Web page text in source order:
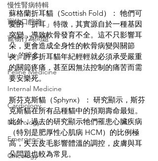
慢性腎病特輯
寵物口腔篇
寵物行為問題
Lan的碎念
Feline Medicine
Internal Medicine
Cardiology
Neurology
Emergency
Oncology
蘇格蘭折耳貓（Scottish Fold）： 牠們可
愛的「折耳」特徵，其實源自於一種基因
突變，導致軟骨發育不全。這不只影響耳
朵，更會造成全身性的軟骨病變與關節
炎。許多折耳貓年紀輕輕就必須承受嚴重
的關節疼痛，甚至因無法控制的痛苦而需
要安樂死。
斯芬克斯貓（Sphynx）： 研究顯示，斯芬
克斯貓在所有品種貓中的預期壽命最短。
此外，過去的研究顯示牠們罹患心臟疾病
（特別是肥厚性心肌病 HCM）的比例極
高，失去皮毛影響體溫的調控，皮膚與耳
朵問題也較為常見。